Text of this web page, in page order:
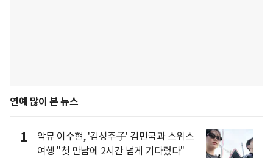
연예 많이 본 뉴스
1
악뮤 이수현, '김성주子' 김민국과 스위스
여행 "첫 만남에 2시간 넘게 기다렸다"